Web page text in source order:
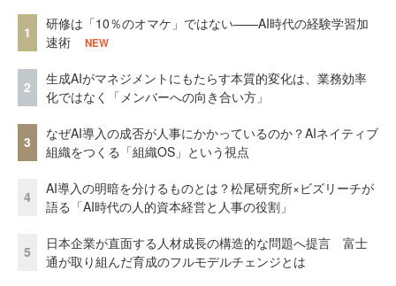
1
研修は「10％のオマケ」ではない——AI時代の経験学習加
速術
NEW
2
生成AIがマネジメントにもたらす本質的変化は、業務効率
化ではなく「メンバーへの向き合い方」
3
なぜAI導入の成否が人事にかかっているのか？AIネイティブ
組織をつくる「組織OS」という視点
4
AI導入の明暗を分けるものとは？松尾研究所×ビズリーチが
語る「AI時代の人的資本経営と人事の役割」
5
日本企業が直面する人材成長の構造的な問題へ提言 富士
通が取り組んだ育成のフルモデルチェンジとは